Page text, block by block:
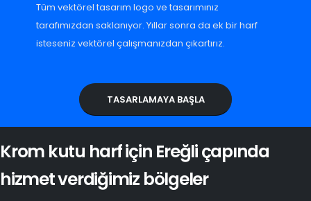
Tüm vektörel tasarım logo ve tasarımınız
tarafımızdan saklanıyor. Yıllar sonra da ek bir harf
isteseniz vektörel çalışmanızdan çıkartırız.
TASARLAMAYA BAŞLA
Krom kutu harf için Ereğli çapında
hizmet verdiğimiz bölgeler